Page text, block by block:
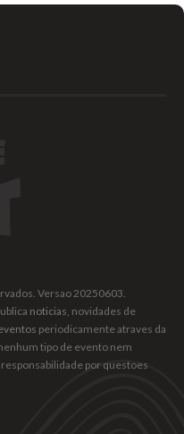
Versao 20250603.
noticias, novidades de
periodicamente atraves da
tipo de evento nem
por questoes